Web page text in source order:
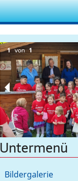
1 von 1
Untermenü
Bildergalerie